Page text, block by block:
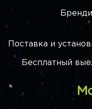
Поставка и
Бесплатный